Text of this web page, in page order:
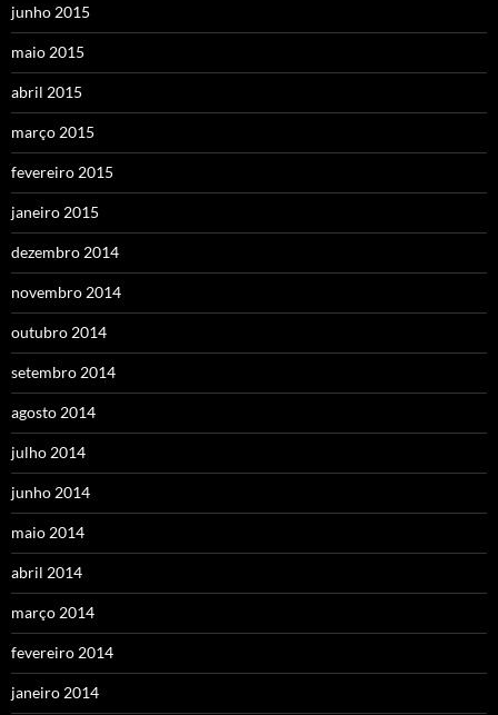
junho 2015
maio 2015
abril 2015
março 2015
fevereiro 2015
janeiro 2015
dezembro 2014
novembro 2014
outubro 2014
setembro 2014
agosto 2014
julho 2014
junho 2014
maio 2014
abril 2014
março 2014
fevereiro 2014
janeiro 2014